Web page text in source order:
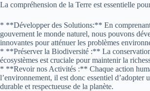
La compréhension de la Terre est essentielle
* **Développer des Solutions:** En
gouvernent le monde naturel, nous pouvons
innovantes pour atténuer les problèmes
* **Préserver la Biodiversité :** La conservation
écosystèmes est cruciale pour maintenir la
* **Revoir nos Activités :** Chaque action
l’environnement, il est donc essentiel d’adopter
durable et respectueuse de la planète.